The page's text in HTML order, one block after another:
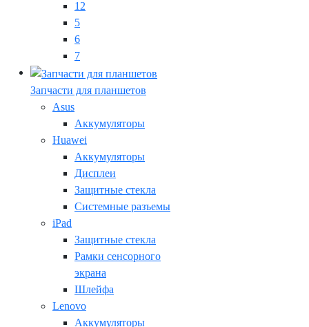
12
5
6
7
Запчасти для планшетов
Asus
Аккумуляторы
Huawei
Аккумуляторы
Дисплеи
Защитные стекла
Системные разъемы
iPad
Защитные стекла
Рамки сенсорного
экрана
Шлейфа
Lenovo
Аккумуляторы